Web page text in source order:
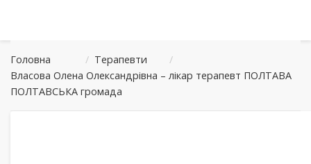
Головна / Терапевти
/
Власова Олена Олександрівна – лікар терапевт ПОЛТАВА
ПОЛТАВСЬКА громада